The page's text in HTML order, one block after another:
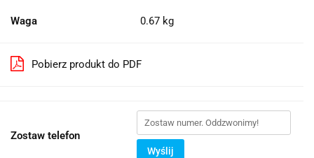
Waga 0.67 kg
Pobierz produkt do PDF
Zostaw telefon
Wyślij